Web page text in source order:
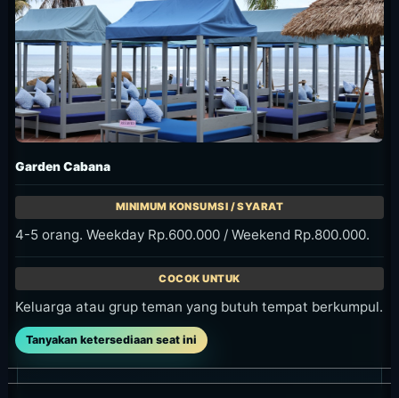
Garden Cabana
4-5 orang. Weekday Rp.600.000 / Weekend Rp.800.000.
Keluarga atau grup teman yang butuh tempat berkumpul.
Tanyakan ketersediaan seat ini